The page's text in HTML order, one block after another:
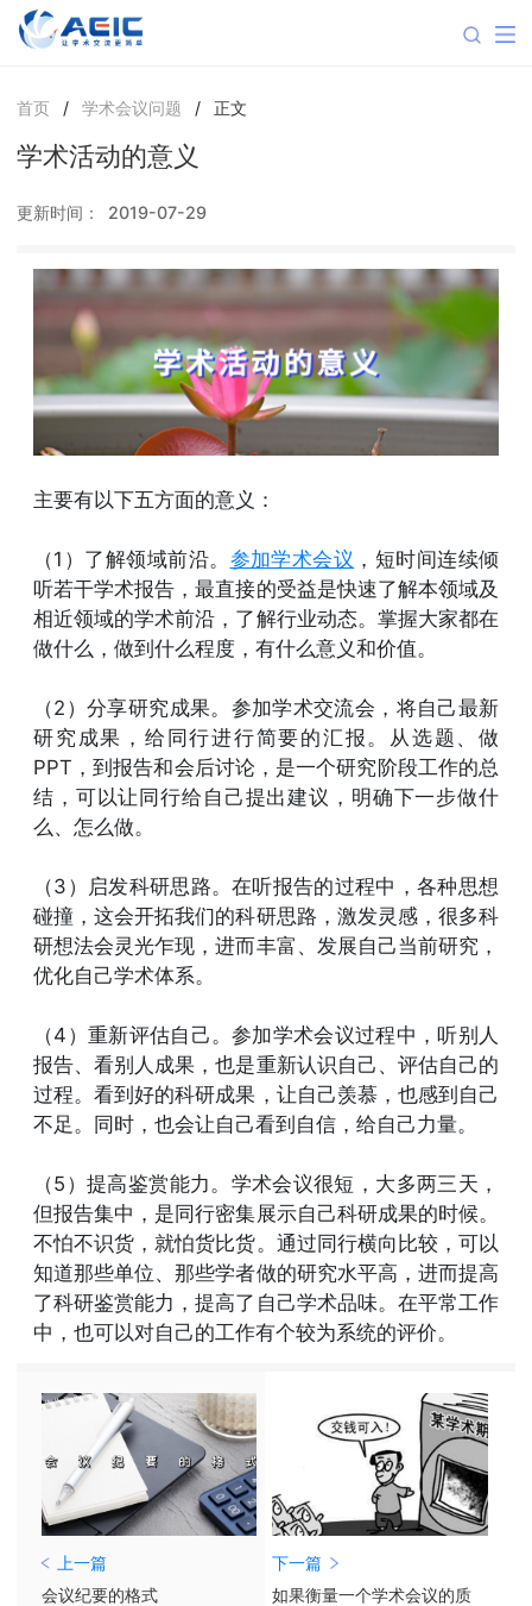
首页 / 学术会议问题 / 正文
学术活动的意义
更新时间： 2019-07-29
主要有以下五方面的意义：
（1）了解领域前沿。 参加学术会议 ，短时间连续倾
听若干学术报告，最直接的受益是快速了解本领域及
相近领域的学术前沿，了解行业动态。掌握大家都在
做什么，做到什么程度，有什么意义和价值。
（2）分享研究成果。参加学术交流会，将自己最新
研究成果，给同行进行简要的汇报。从选题、做
PPT，到报告和会后讨论，是一个研究阶段工作的总
结，可以让同行给自己提出建议，明确下一步做什
么、怎么做。
（3）启发科研思路。在听报告的过程中，各种思想
碰撞，这会开拓我们的科研思路，激发灵感，很多科
研想法会灵光乍现，进而丰富、发展自己当前研究，
优化自己学术体系。
（4）重新评估自己。参加学术会议过程中，听别人
报告、看别人成果，也是重新认识自己、评估自己的
过程。看到好的科研成果，让自己羡慕，也感到自己
不足。同时，也会让自己看到自信，给自己力量。
（5）提高鉴赏能力。学术会议很短，大多两三天，
但报告集中，是同行密集展示自己科研成果的时候。
不怕不识货，就怕货比货。通过同行横向比较，可以
知道那些单位、那些学者做的研究水平高，进而提高
了科研鉴赏能力，提高了自己学术品味。在平常工作
中，也可以对自己的工作有个较为系统的评价。
上一篇
会议纪要的格式
下一篇
如果衡量一个学术会议的质